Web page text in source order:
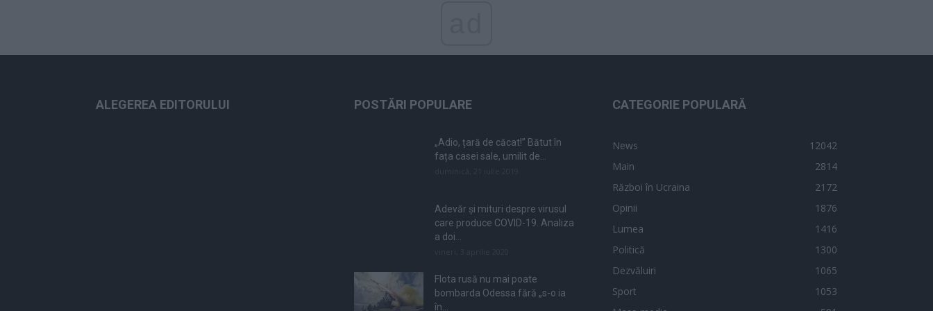
ALEGEREA EDITORULUI POSTĂRI POPULARE
„Adio, țară de căcat!” Bătut în
fața casei sale, umilit de...
Adevăr și mituri despre virusul
care produce COVID-19. Analiza
a doi...
Flota rusă nu mai poate
bombarda Odessa fără „s-o ia
în...
CATEGORIE POPULARĂ
News
12042
Main
2814
Război în Ucraina
2172
Opinii
1876
Lumea
1416
Politică
1300
Dezvăluiri
1065
Sport
1053